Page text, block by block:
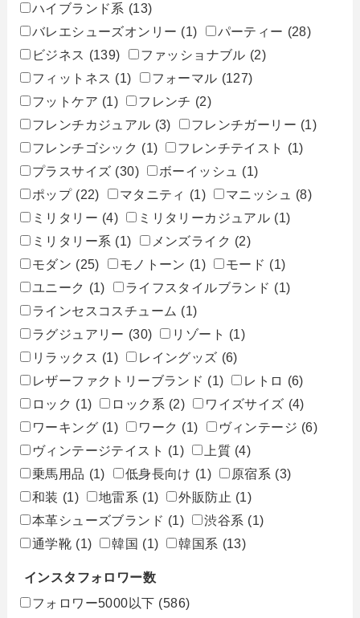
ハイブランド系 (13)
バレエシューズオンリー (1) パーティー (28)
ビジネス (139) ファッショナブル (2)
フィットネス (1) フォーマル (127)
フットケア (1) フレンチ (2)
フレンチカジュアル (3) フレンチガーリー (1)
フレンチゴシック (1) フレンチテイスト
(1)
プラスサイズ (30) ボーイッシュ
(1)
ポップ (22) マタニティ (1) マニッシュ
(8)
ミリタリー (4) ミリタリーカジュアル (1)
ミリタリー系 (1) メンズライク (2)
モダン (25) モノトーン (1) モード (1)
ユニーク (1) ライフスタイルブランド (1)
ラインセスコスチューム (1)
ラグジュアリー (30) リゾート (1)
リラックス (1) レイングッズ (6)
レザーファクトリーブランド (1) レトロ (6)
ロック (1) ロック系 (2) ワイズサイズ (4)
ワーキング (1) ワーク (1) ヴィンテージ (6)
ヴィンテージテイスト (1) 上質 (4)
乗馬用品 (1) 低身長向け (1) 原宿系 (3)
和装 (1) 地雷系 (1) 外販防止 (1)
本革シューズブランド (1) 渋谷系 (1)
通学靴 (1) 韓国 (1) 韓国系 (13)
インスタフォロワー数
フォロワー5000以下 (586)